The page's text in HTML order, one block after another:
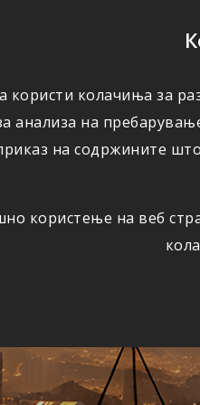
користи колачиња за
анализа на
на содржините
користење на веб
ШТЕТИ